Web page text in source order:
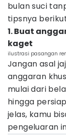
bulan suci
tipsnya
1. Buat
kaget
ilustrasi pasangan
Jangan asal
anggaran
mulai dari
hingga
jelas, kamu
pengeluaran